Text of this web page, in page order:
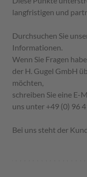
langfristigen und
Durchsuchen Sie
Informationen.
Wenn Sie Fragen
der H. Gugel GmbH
möchten,
schreiben Sie eine E-
uns unter +49 (0) 96
Bei uns steht der